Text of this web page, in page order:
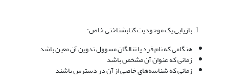
بازیابی یک موجودیت کتابشناختی خاص:
هنگامی که نام فرد یا تنالگان مسوول تدوین آن معین باشد
زمانی که عنوان آن مشخص باشد
زمانی که شناسه‌های خاصی از آن در دسترس باشند